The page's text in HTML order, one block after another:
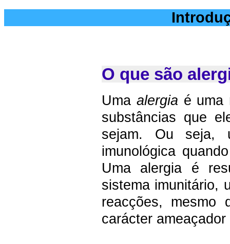
O que são
Uma alergia é uma
substâncias que
sejam. Ou seja,
imunológica
Uma alergia é
sistema imunitário,
reacções, mesmo
carácter